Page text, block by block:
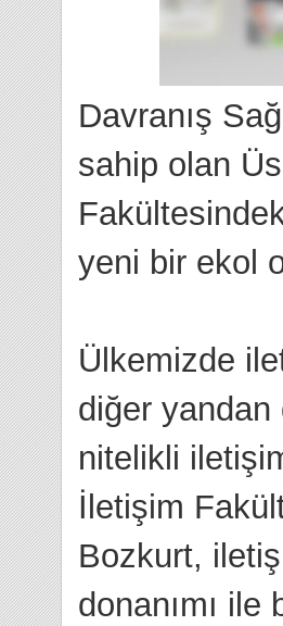
Davranış
sahip olan
yeni bir ekol
Ülkemizde
diğer
nitelikli
İletişim
Bozkurt,
donanımı